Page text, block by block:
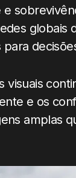
e
globais
visuais
e os
amplas